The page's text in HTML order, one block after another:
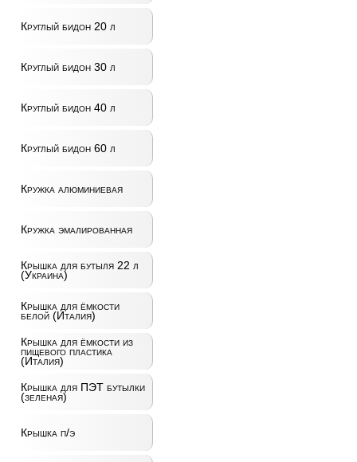
Круглый бидон 20 л
Круглый бидон 30 л
Круглый бидон 40 л
Круглый бидон 60 л
Кружка алюминиевая
Кружка эмалированная
Крышка для бутыля 22 л
(Украина)
Крышка для ёмкости
белой (Италия)
Крышка для ёмкости из
пищевого пластика
(Италия)
Крышка для ПЭТ бутылки
(зеленая)
Крышка п/э